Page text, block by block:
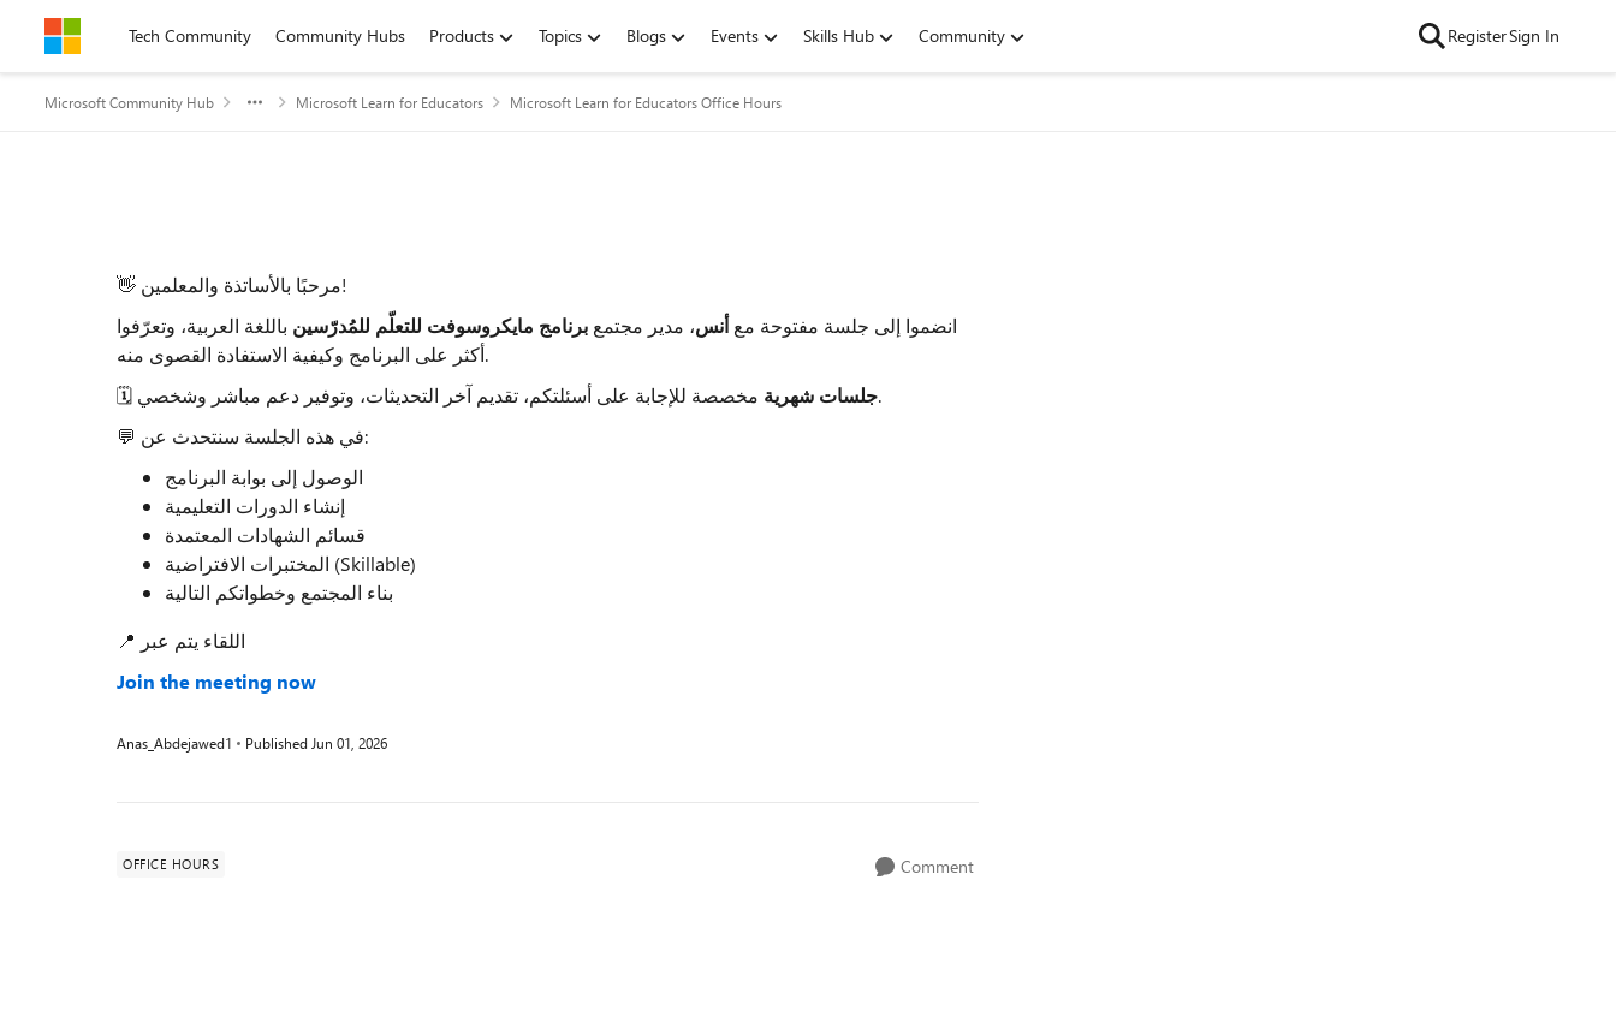
Skip to contentTech Community Community Hubs Products Topics Blogs Events Skills Hub Community RegisterSign In
Microsoft Community Hub Microsoft Learn for Educators Microsoft Learn for Educators Office Hours
👋 مرحبًا بالأساتذة والمعلمين!
انضموا إلى جلسة مفتوحة معأنس، مدير مجتمع برنامج مايكروسوفت للتعلّم للمُدرّسين باللغة العربية، وتعرّفوا
أكثر على البرنامج وكيفية الاستفادة القصوى منه.
🗓️
جلسات شهريةمخصصة للإجابة على أسئلتكم، تقديم آخر التحديثات، وتوفير دعم مباشر وشخصي.
💬 في هذه الجلسة سنتحدث عن:
الوصول إلى بوابة البرنامج
إنشاء الدورات التعليمية
قسائم الشهادات المعتمدة
المختبرات الافتراضية (Skillable)
بناء المجتمع وخطواتكم التالية
📍 اللقاء يتم عبر
Join the meeting now
Anas_Abdejawed1 Published Jun 01, 2026
OFFICE HOURS Comment